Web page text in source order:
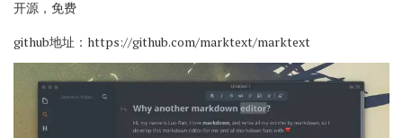
开源，免费
github地址： https://github.com/marktext/marktext